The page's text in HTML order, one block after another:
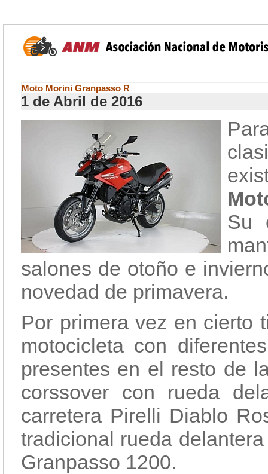
Moto Morini Granpasso R
1 de Abril de 2016
Su
salones de otoño e
novedad de primavera.
Por primera vez en cierto
motocicleta con
presentes en el resto de
corssover con rueda
carretera Pirelli Diablo
tradicional rueda
Granpasso 1200.